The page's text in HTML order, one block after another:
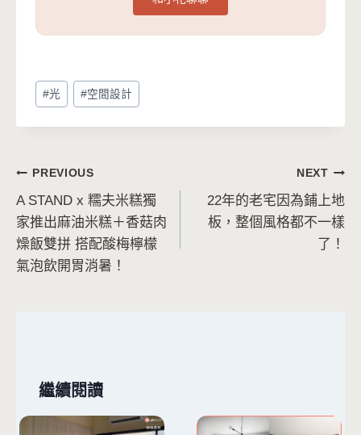
Post
Tags:
#光 #空間設計
文
章
導
覽
PREVIOUS
A STAND x 糯夫米糕獨
家推出麻油米糕＋香菇肉
燥飯雙拼 搭配酸梅檸檬
氣泡飲開胃消暑！
NEXT
22年的老宅因為鋪上地
板，整個風格都不一樣
了！
繼續閱讀